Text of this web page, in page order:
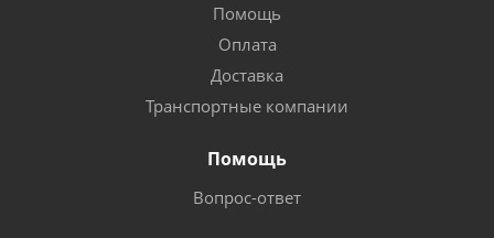
Помощь
Оплата
Доставка
Транспортные компании
Помощь
Вопрос-ответ